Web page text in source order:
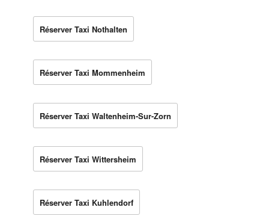
Réserver Taxi Nothalten
Réserver Taxi Mommenheim
Réserver Taxi Waltenheim-Sur-Zorn
Réserver Taxi Wittersheim
Réserver Taxi Kuhlendorf